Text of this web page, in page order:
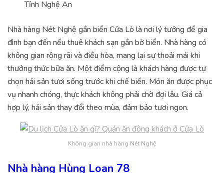
Tỉnh Nghệ An
Nhà hàng Nét Nghệ gần biển Cửa Lò là nơi lý tưởng để gia
đình bạn đến nếu thuê khách sạn gần bờ biển. Nhà hàng có
không gian rộng rãi và điều hòa, mang lại sự thoải mái khi
thưởng thức bữa ăn. Một điểm cộng là khách hàng được tự
chọn hải sản tươi sống trước khi chế biến. Món ăn được phục
vụ nhanh chóng, thực khách không phải chờ đợi lâu. Giá cả
hợp lý, hải sản thay đổi theo mùa, đảm bảo tươi ngon.
Không gian nhà hàng Nét Nghệ
Nhà hàng Hùng Loan 78